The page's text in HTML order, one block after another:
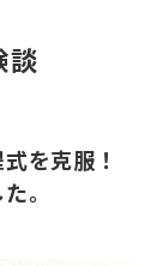
を克服！
。